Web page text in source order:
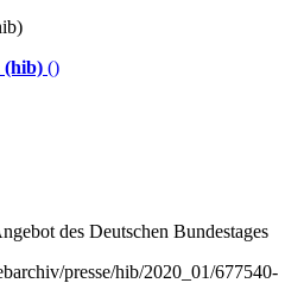
(hib) ()
des Deutschen Bundestages
presse/hib/2020_01/677540-